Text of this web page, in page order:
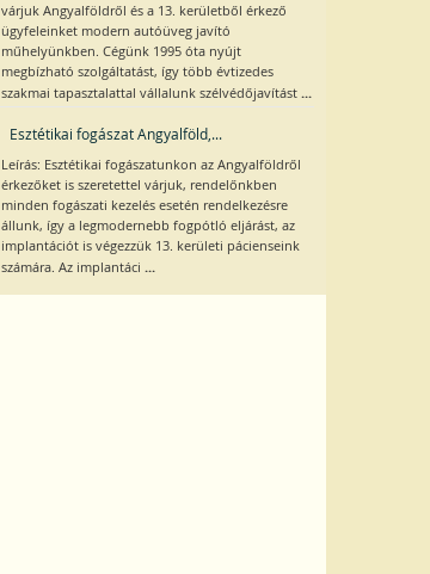
várjuk Angyalföldről és a 13. kerületből érkező
ügyfeleinket modern autóüveg javító
műhelyünkben. Cégünk 1995 óta nyújt
megbízható szolgáltatást, így több évtizedes
szakmai tapasztalattal vállalunk szélvédőjavítást ...
Esztétikai fogászat Angyalföld,...
Leírás: Esztétikai fogászatunkon az Angyalföldről
érkezőket is szeretettel várjuk, rendelőnkben
minden fogászati kezelés esetén rendelkezésre
állunk, így a legmodernebb fogpótló eljárást, az
implantációt is végezzük 13. kerületi pácienseink
számára. Az implantáci ...